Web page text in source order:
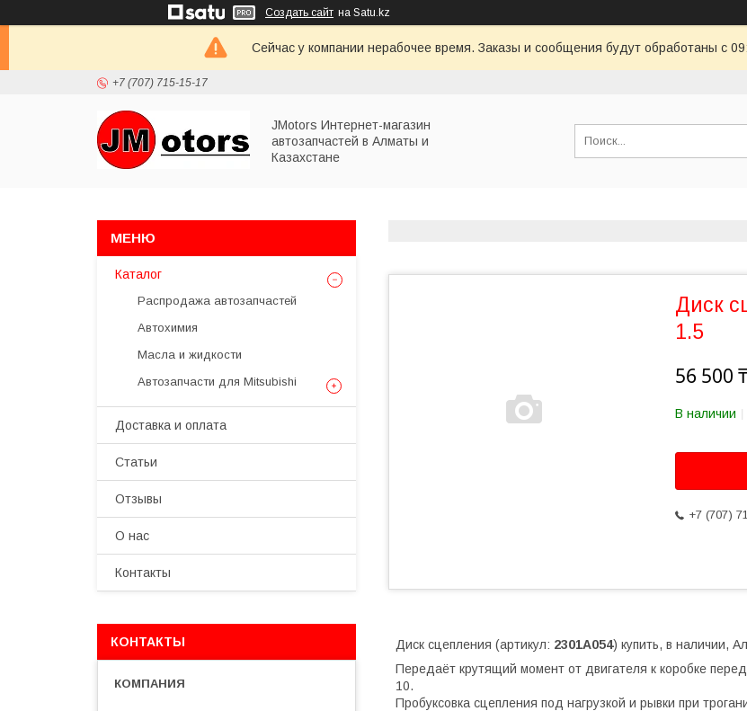
Создать сайт на Satu.kz
Сейчас у компании нерабочее время. Заказы и сообщения будут обработаны с
+7 (707) 715-15-17
JMotors Интернет-магазин
автозапчастей в Алматы и
Казахстане
Диск
1.5
56 500 ₸
В наличии
+7 (707)
Диск сцепления (артикул: 2301A054) купить, в наличии,
Передаёт крутящий момент от двигателя к коробке
10.
Пробуксовка сцепления под нагрузкой и рывки при
Каталог
Распродажа автозапчастей
Автохимия
Масла и жидкости
Автозапчасти для Mitsubishi
Доставка и оплата
Статьи
Отзывы
О нас
Контакты
КОНТАКТЫ